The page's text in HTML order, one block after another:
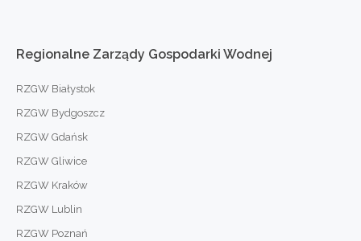
Regionalne Zarządy Gospodarki Wodnej
RZGW Białystok
RZGW Bydgoszcz
RZGW Gdańsk
RZGW Gliwice
RZGW Kraków
RZGW Lublin
RZGW Poznań